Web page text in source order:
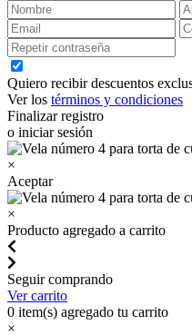
Quiero recibir descuentos
Ver los términos y condiciones
Finalizar registro
o iniciar sesión
×
Aceptar
×
Producto agregado a carrito
Seguir comprando
Ver carrito
0 item(s) agregado tu carrito
×